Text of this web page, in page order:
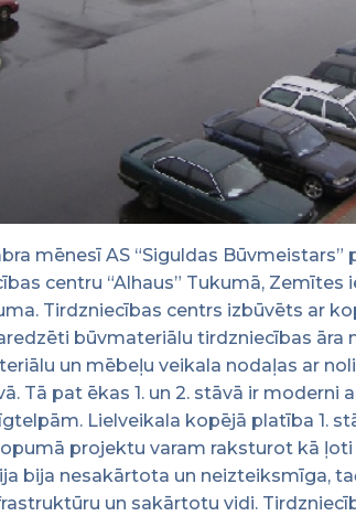
mēnesī AS “Siguldas Būvmeistars”
centru “Alhaus” Tukumā, Zemītes
Tirdzniecības centrs izbūvēts ar
būvmateriālu tirdzniecības āra
un mēbeļu veikala nodaļas ar
Tā pat ēkas 1. un 2. stāvā ir moderni
Lielveikala kopējā platība 1.
projektu varam raksturot kā
bija nesakārtota un neizteiksmīga,
un sakārtotu vidi.